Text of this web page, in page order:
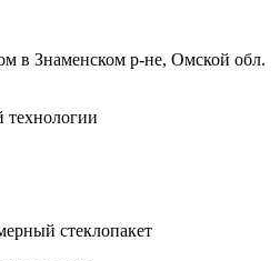
в Знаменском р-не, Омской обл.
технологии
стеклопакет